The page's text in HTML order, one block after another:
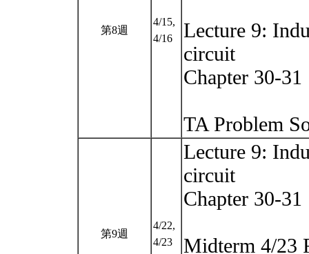
第8週
4/15,
4/16
Lecture 9:
circuit
Chapter 30-31
TA Problem
第9週
4/22,
4/23
Lecture 9:
circuit
Chapter 30-31
Midterm 4/23